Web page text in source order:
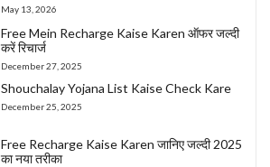
May 13, 2026
Free Mein Recharge Kaise Karen ऑफर जल्दी
करें रिचार्ज
December 27, 2025
Shouchalay Yojana List Kaise Check Kare
December 25, 2025
Free Recharge Kaise Karen जानिए जल्दी 2025
का नया तरीका